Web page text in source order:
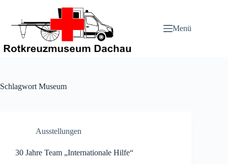
springen
Menü
Schlagwort Museum
Ausstellungen
30 Jahre Team „Internationale Hilfe“